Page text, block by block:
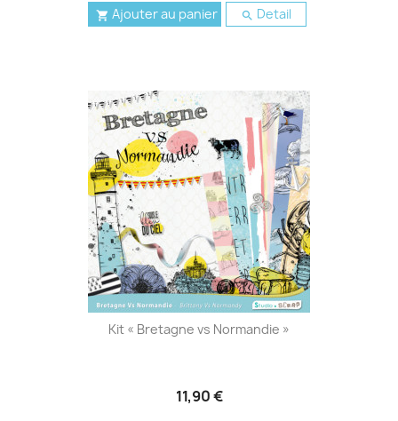
 Ajouter au panier  Detail
Kit « Bretagne vs Normandie »
11,90 €